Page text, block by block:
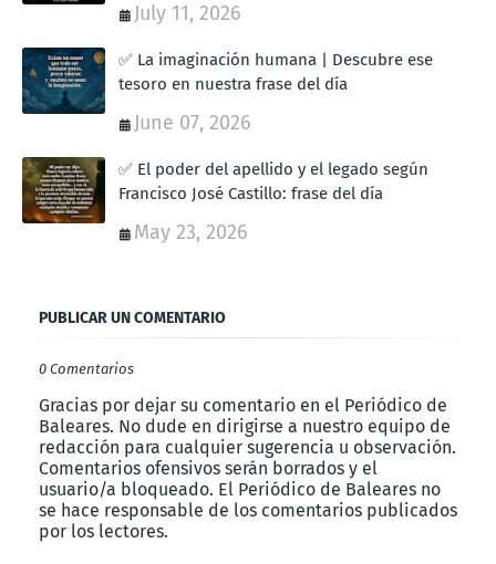
July 11, 2026
✅ La imaginación humana | Descubre ese
tesoro en nuestra frase del día
June 07, 2026
✅ El poder del apellido y el legado según
Francisco José Castillo: frase del día
May 23, 2026
PUBLICAR UN COMENTARIO
0 Comentarios
Gracias por dejar su comentario en el Periódico de
Baleares. No dude en dirigirse a nuestro equipo de
redacción para cualquier sugerencia u observación.
Comentarios ofensivos serán borrados y el
usuario/a bloqueado. El Periódico de Baleares no
se hace responsable de los comentarios publicados
por los lectores.